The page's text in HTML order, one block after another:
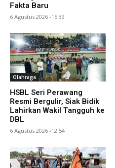
Fakta Baru
6 Agustus 2026 -15:39
Olahraga
HSBL Seri Perawang
Resmi Bergulir, Siak Bidik
Lahirkan Wakil Tangguh ke
DBL
6 Agustus 2026 -12:54